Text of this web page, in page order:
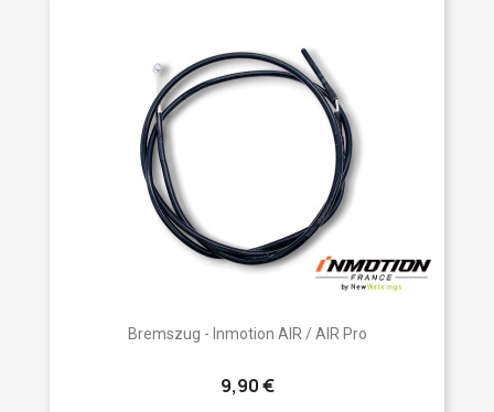
Bremszug - Inmotion AIR / AIR Pro
9,90 €